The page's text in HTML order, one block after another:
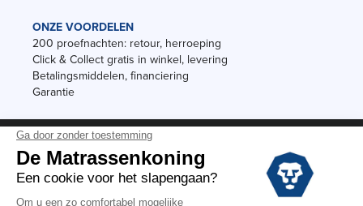
ONZE VOORDELEN
200 proefnachten: retour, herroeping
Click & Collect gratis in winkel, levering
Betalingsmiddelen, financiering
Garantie
Black Friday
Voorraadverkoop